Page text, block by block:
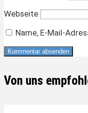
Webseite
Name, E-Mail-
Von uns